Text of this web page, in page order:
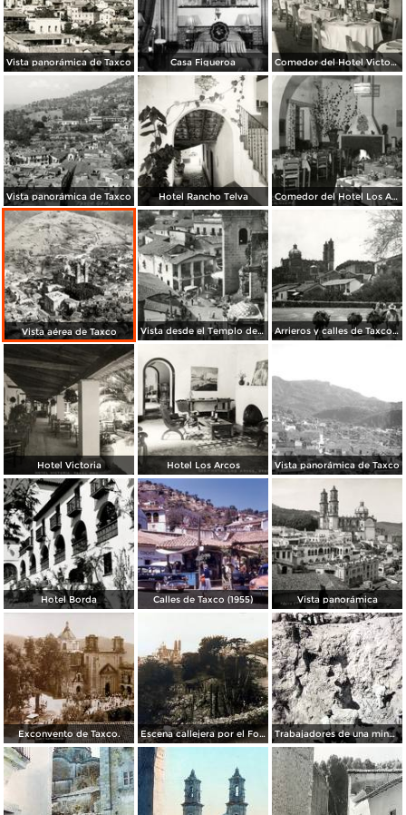
Vista panorámica de Taxco Casa Figueroa Comedor del Hotel Victoria
Vista panorámica de Taxco Hotel Rancho Telva Comedor del Hotel Los Arcos
Vista aérea de Taxco Vista desde el Templo de Santa Prisca Arrieros y calles de Taxco, con Templo de Santa Prisca al fondo
Hotel Victoria Hotel Los Arcos Vista panorámica de Taxco
Hotel Borda Calles de Taxco (1955) Vista panorámica
Exconvento de Taxco. Escena callejera por el Fotógrafo Hugo Brehme.. Trabajadores de una mina de plata en Taxco, Guerrero.